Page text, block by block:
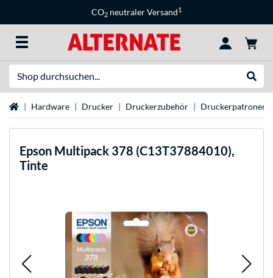
CO2 neutraler Versand1
StartseiteHardware Drucker Druckerzubehör Druckerpatronen
Epson Multipack 378 (C13T37884010),
Tinte